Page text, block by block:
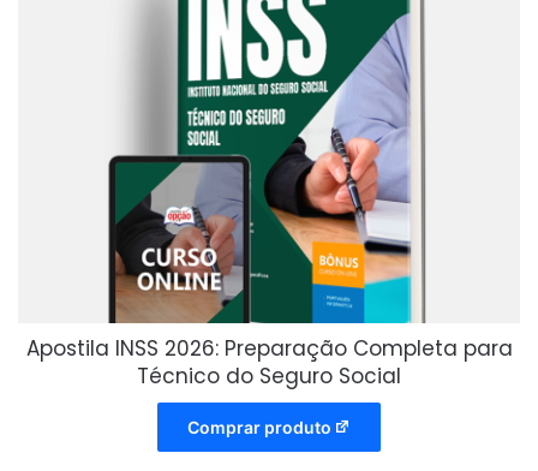
Apostila INSS 2026: Preparação Completa para
Técnico do Seguro Social
Comprar produto